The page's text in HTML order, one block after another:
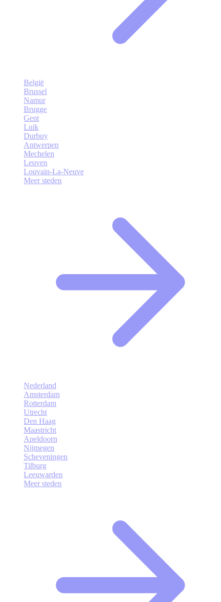
België
Brussel
Namur
Brugge
Gent
Luik
Durbuy
Antwerpen
Mechelen
Leuven
Louvain-La-Neuve
Meer steden
Nederland
Amsterdam
Rotterdam
Utrecht
Den Haag
Maastricht
Apeldoorn
Nijmegen
Scheveningen
Tilburg
Leeuwarden
Meer steden